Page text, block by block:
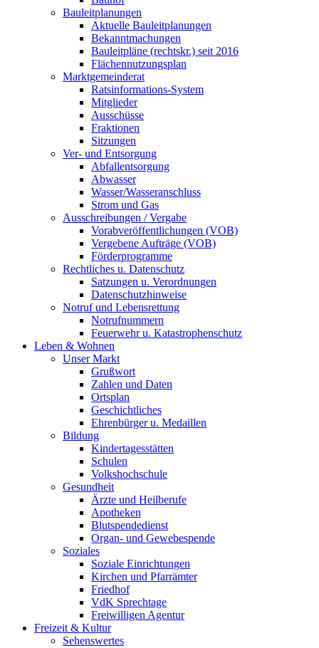
Bauleitplanungen
Aktuelle Bauleitplanungen
Bekanntmachungen
Bauleitpläne (rechtskr.) seit 2016
Flächennutzungsplan
Marktgemeinderat
Ratsinformations-System
Mitglieder
Ausschüsse
Fraktionen
Sitzungen
Ver- und Entsorgung
Abfallentsorgung
Abwasser
Wasser/Wasseranschluss
Strom und Gas
Ausschreibungen / Vergabe
Vorabveröffentlichungen (VOB)
Vergebene Aufträge (VOB)
Förderprogramme
Rechtliches u. Datenschutz
Satzungen u. Verordnungen
Datenschutzhinweise
Notruf und Lebensrettung
Notrufnummern
Feuerwehr u. Katastrophenschutz
Leben & Wohnen
Unser Markt
Grußwort
Zahlen und Daten
Ortsplan
Geschichtliches
Ehrenbürger u. Medaillen
Bildung
Kindertagesstätten
Schulen
Volkshochschule
Gesundheit
Ärzte und Heilberufe
Apotheken
Blutspendedienst
Organ- und Gewebespende
Soziales
Soziale Einrichtungen
Kirchen und Pfarrämter
Friedhof
VdK Sprechtage
Freiwilligen Agentur
Freizeit & Kultur
Sehenswertes